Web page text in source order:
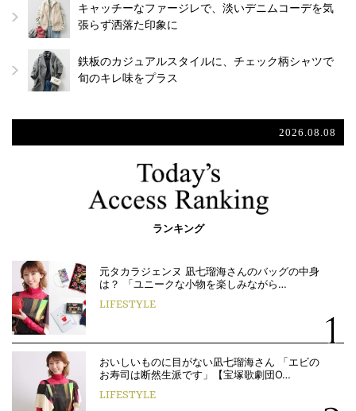
キャッチーなファージレで、淡いデニムコーデを気
張らず洒落た印象に
鉄板のカジュアルスタイルに、チェック柄シャツで
旬のキレ味をプラス
2026.08.08
ランキング
元タカラジェンヌ 凪七瑠海さんのバッグの中身
は？ 「ユニークな小物を楽しみながら…
LIFESTYLE
おいしいものに目がない凪七瑠海さん 「エビの
お寿司は断然生派です」【宝塚歌劇団O…
LIFESTYLE